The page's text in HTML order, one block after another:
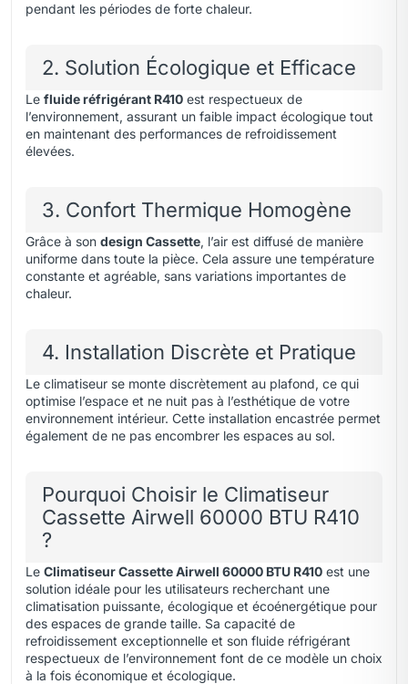
pendant les périodes de forte chaleur.
2. Solution Écologique et Efficace
Le fluide réfrigérant R410 est respectueux de
l’environnement, assurant un faible impact écologique tout
en maintenant des performances de refroidissement
élevées.
3. Confort Thermique Homogène
Grâce à son design Cassette, l’air est diffusé de manière
uniforme dans toute la pièce. Cela assure une température
constante et agréable, sans variations importantes de
chaleur.
4. Installation Discrète et Pratique
Le climatiseur se monte discrètement au plafond, ce qui
optimise l’espace et ne nuit pas à l’esthétique de votre
environnement intérieur. Cette installation encastrée permet
également de ne pas encombrer les espaces au sol.
Pourquoi Choisir le Climatiseur
Cassette Airwell 60000 BTU R410
?
Le Climatiseur Cassette Airwell 60000 BTU R410 est une
solution idéale pour les utilisateurs recherchant une
climatisation puissante, écologique et écoénergétique pour
des espaces de grande taille. Sa capacité de
refroidissement exceptionnelle et son fluide réfrigérant
respectueux de l’environnement font de ce modèle un choix
à la fois économique et écologique.